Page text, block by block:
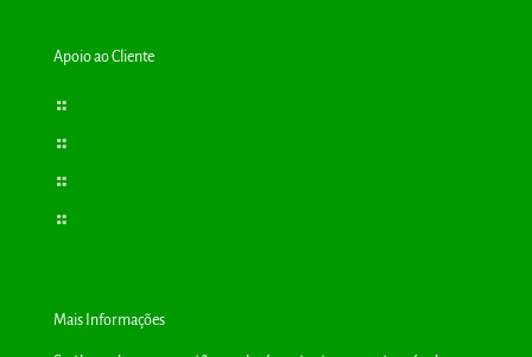
Apoio ao Cliente
Mais Informações